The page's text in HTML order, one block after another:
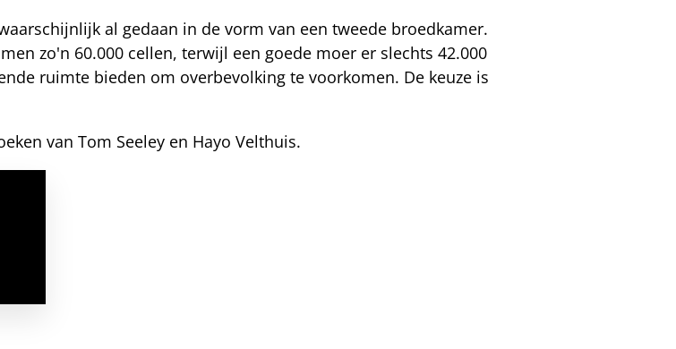
al gedaan in de vorm van een tweede broedkamer.
zo'n 60.000 cellen, terwijl een goede moer er slechts 42.000
ruimte bieden om overbevolking te voorkomen. De keuze is
van Tom Seeley en Hayo Velthuis.